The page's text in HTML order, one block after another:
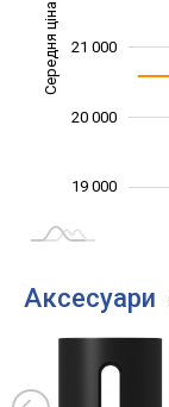
Середня ціна 19 500
19 000
20 000
21 000
Аксесуари